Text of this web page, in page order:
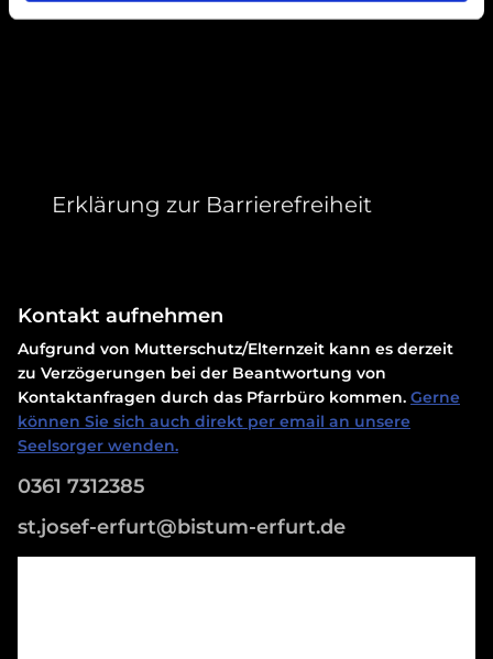
Erklärung zur Barrierefreiheit
Kontakt aufnehmen
Aufgrund von Mutterschutz/Elternzeit kann es derzeit
zu Verzögerungen bei der Beantwortung von
Kontaktanfragen durch das Pfarrbüro kommen. Gerne
können Sie sich auch direkt per email an unsere
Seelsorger wenden.
0361 7312385
st.josef-erfurt@bistum-erfurt.de